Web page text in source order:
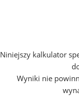
Niniejszy kalkulator
Wyniki nie